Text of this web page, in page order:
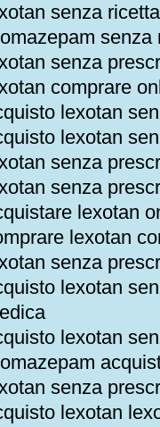
senza
senza
comprare
lexotan
lexotan
senza
senza
lexotan
lexotan
senza
lexotan
lexotan
senza
lexotan